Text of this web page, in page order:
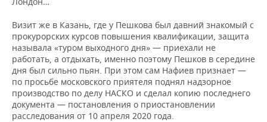
Визит же в Казань, где у Пешкова был давний знакомый с
прокурорских курсов повышения квалификации, защита
называла «туром выходного дня» — приехали не
работать, а отдыхать, именно поэтому Пешков в середине
дня был сильно пьян. При этом сам Нафиев признает —
по просьбе московского приятеля поднял надзорное
производство по делу НАСКО и сделал копию последнего
документа — постановления о приостановлении
расследования от 10 апреля 2020 года.